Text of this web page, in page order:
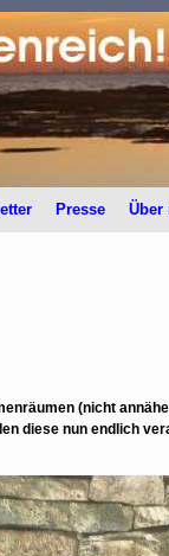
Presse Über
(nicht
diese nun endlich